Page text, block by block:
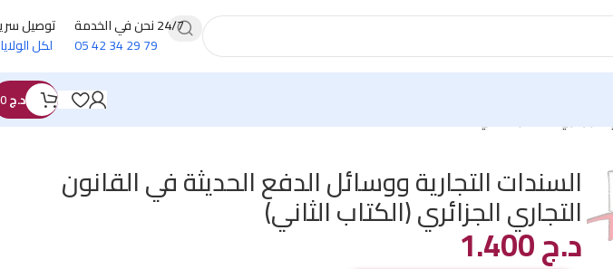
24/7 نحن في الخدمة
79 29 34 42 05
توصيل
لكل
د.ج
السندات التجارية ووسائل الدفع الحديثة في القانون
التجاري الجزائري (الكتاب الثاني)
د.ج